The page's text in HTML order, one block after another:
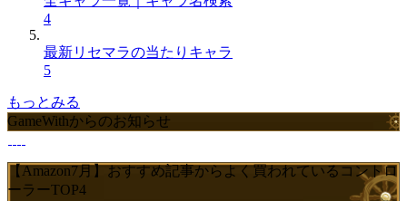
4
最新リセマラの当たりキャラ
5
もっとみる
GameWithからのお知らせ
【Amazon7月】おすすめ記事からよく買われているコントロ
ーラーTOP4